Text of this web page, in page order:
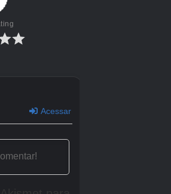
próxima a uma árvore. A Mini
os galhos das árvores à
Capcom
(Dois)